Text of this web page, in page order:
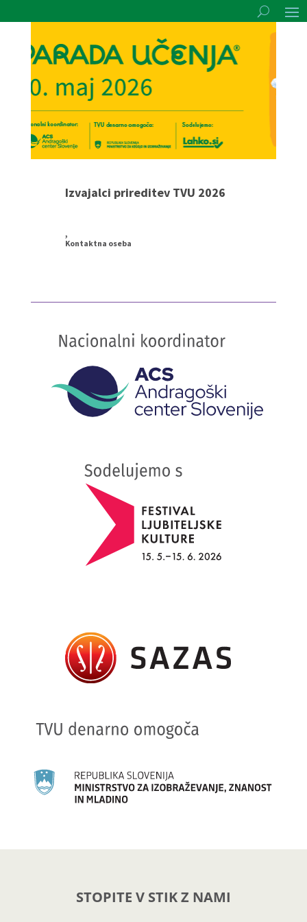
Izvajalci prireditev TVU 2026
,
Kontaktna oseba
STOPITE V STIK Z NAMI